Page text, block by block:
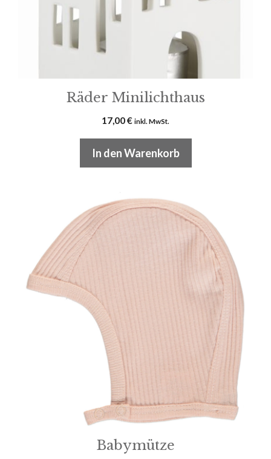
Räder Minilichthaus
17,00€ inkl. MwSt.
In den Warenkorb
Babymütze
mehrere
Varianten
auf.